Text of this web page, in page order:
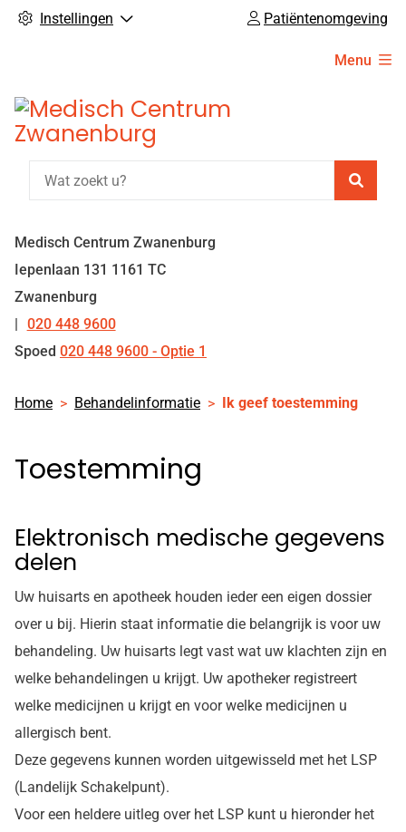
Instellingen Patiëntenomgeving
Menu
Medisch Centrum Zwanenburg
Iepenlaan 131 1161 TC
Zwanenburg
Tel:
020 448 9600
Spoed 020 448 9600 - Optie 1
Home Behandelinformatie Ik geef toestemming
Toestemming
Elektronisch medische gegevens
delen
Uw huisarts en apotheek houden ieder een eigen dossier
over u bij. Hierin staat informatie die belangrijk is voor uw
behandeling. Uw huisarts legt vast wat uw klachten zijn en
welke behandelingen u krijgt. Uw apotheker registreert
welke medicijnen u krijgt en voor welke medicijnen u
allergisch bent.
Deze gegevens kunnen worden uitgewisseld met het LSP
(Landelijk Schakelpunt).
Voor een heldere uitleg over het LSP kunt u hieronder het